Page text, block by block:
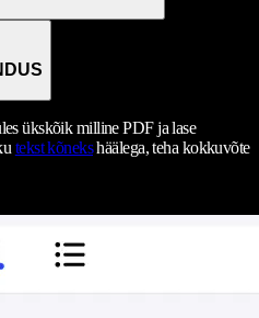
ükskõik milline PDF ja lase
tekst kõnekshäälega, teha kokkuvõte